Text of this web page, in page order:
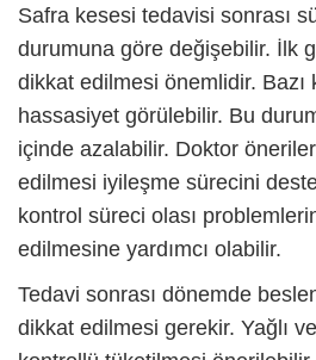
Safra kesesi tedavisi sonrası
durumuna göre değişebilir. İlk
dikkat edilmesi önemlidir. Bazı
hassasiyet görülebilir. Bu
içinde azalabilir. Doktor
edilmesi iyileşme sürecini
kontrol süreci olası
edilmesine yardımcı olabilir.
Tedavi sonrası dönemde
dikkat edilmesi gerekir. Yağlı